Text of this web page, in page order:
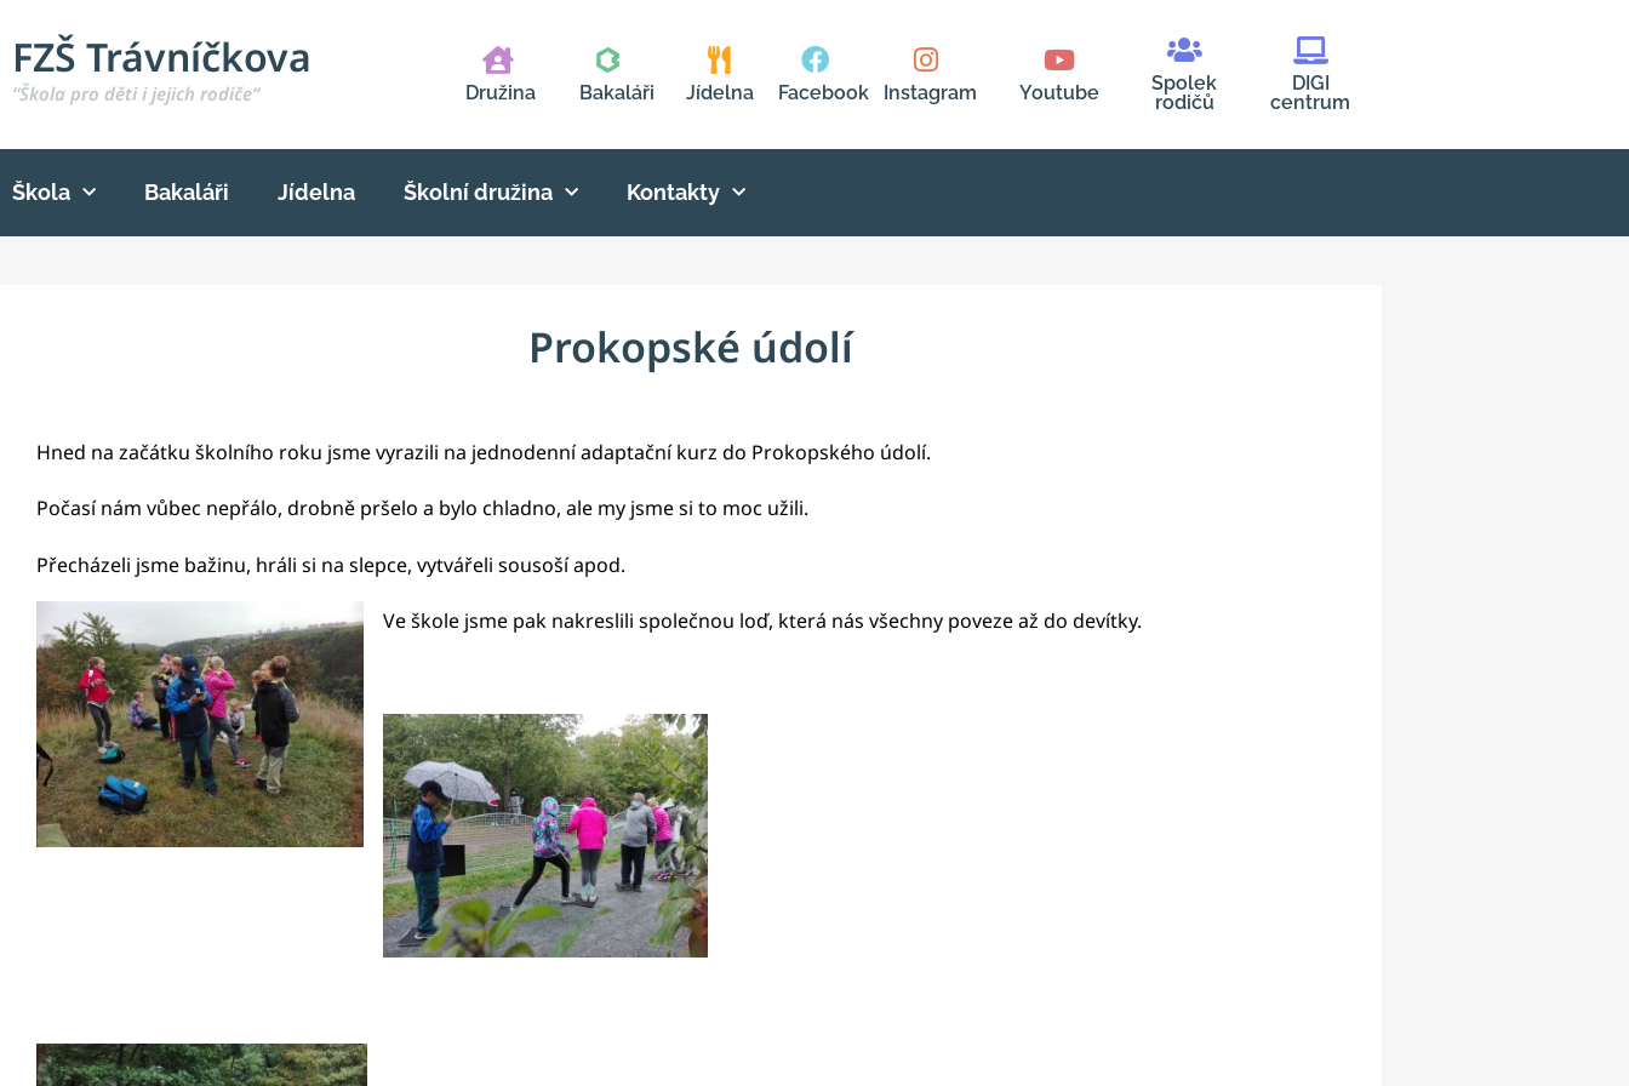
FZŠ Trávníčkova
“Škola pro děti i jejich rodiče“ Družina Bakaláři Jídelna Facebook Instagram Youtube
Spolek
rodičů
DIGI
centrum
Škola Bakaláři Jídelna Školní družina Kontakty
Prokopské údolí
Hned na začátku školního roku jsme vyrazili na jednodenní adaptační kurz do Prokopského údolí.
Počasí nám vůbec nepřálo, drobně pršelo a bylo chladno, ale my jsme si to moc užili.
Přecházeli jsme bažinu, hráli si na slepce, vytvářeli sousoší apod.
Ve škole jsme pak nakreslili společnou loď, která nás všechny poveze až do devítky.